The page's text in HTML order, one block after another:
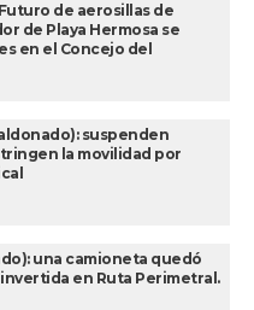
de aerosillas de
de Playa Hermosa se
en el Concejo del
suspenden
la movilidad por
una camioneta quedó
en Ruta Perimetral.